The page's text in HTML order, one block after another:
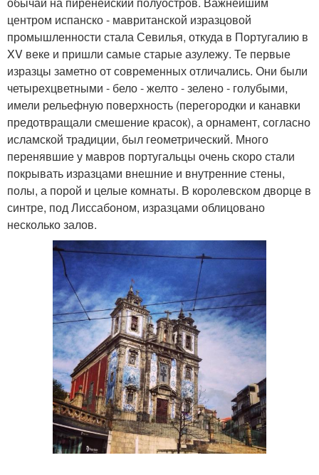
центром испанско - мавританской изразцовой
промышленности стала Севилья, откуда в Португалию в
XV веке и пришли самые старые азулежу. Те первые
изразцы заметно от современных отличались. Они были
четырехцветными - бело - желто - зелено - голубыми,
имели рельефную поверхность (перегородки и канавки
предотвращали смешение красок), а орнамент, согласно
исламской традиции, был геометрический. Много
перенявшие у мавров португальцы очень скоро стали
покрывать изразцами внешние и внутренние стены,
полы, а порой и целые комнаты. В королевском дворце в
синтре, под Лиссабоном, изразцами облицовано
несколько залов.